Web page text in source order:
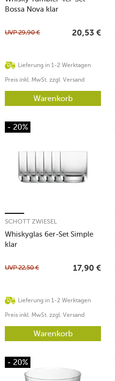
Bossa Nova klar
Lieferung in 1-2 Werktagen
UVP29,90 € 20,53 €
Preis inkl. MwSt. zzgl. Versand
Warenkorb
- 20%
Whiskyglas 6er-Set Simple
klar
SCHOTT ZWIESEL
Lieferung in 1-2 Werktagen
UVP22,50 € 17,90 €
Preis inkl. MwSt. zzgl. Versand
Warenkorb
- 20%